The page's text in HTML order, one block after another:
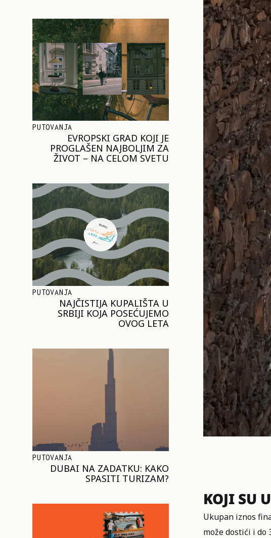
PUTOVANJA
EVROPSKI GRAD KOJI JE
PROGLAŠEN NAJBOLJIM ZA
ŽIVOT – NA CELOM SVETU
PUTOVANJA
NAJČISTIJA KUPALIŠTA U
SRBIJI KOJA POSEĆUJEMO
OVOG LETA
PUTOVANJA
DUBAI NA ZADATKU: KAKO
SPASITI TURIZAM?
KOJI SU
Ukupan iznos
može dostići i do